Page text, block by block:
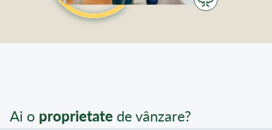
Ai o proprietate de vânzare?